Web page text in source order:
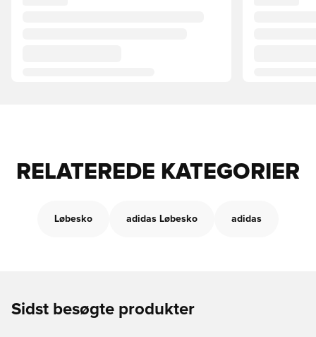
RELATEREDE KATEGORIER
Løbesko adidas Løbesko adidas
Sidst besøgte produkter